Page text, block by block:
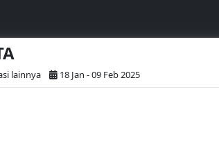
lainnya 18 Jan - 09 Feb 2025